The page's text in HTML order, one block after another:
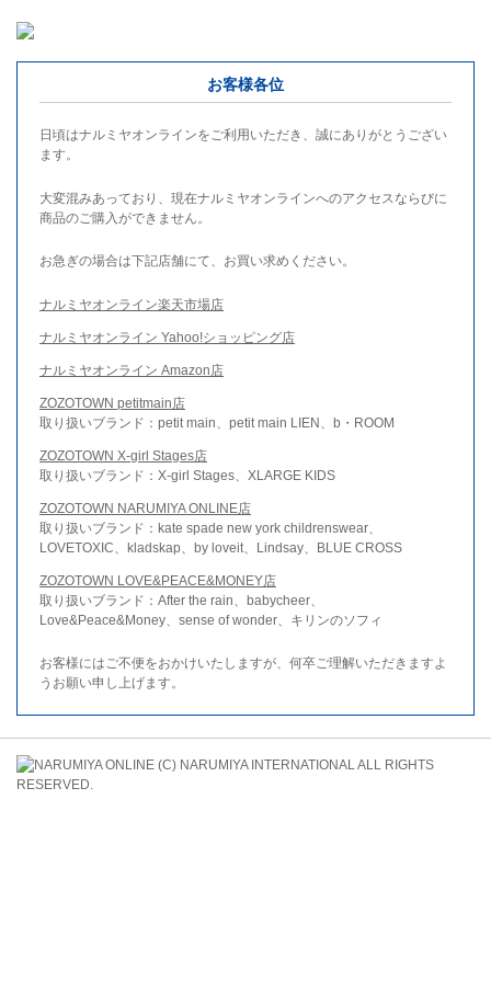
お客様各位
日頃はナルミヤオンラインをご利用いただき、誠にありがとうござい
ます。
大変混みあっており、現在ナルミヤオンラインへのアクセスならびに
商品のご購入ができません。
お急ぎの場合は下記店舗にて、お買い求めください。
ナルミヤオンライン楽天市場店
ナルミヤオンライン Yahoo!ショッピング店
ナルミヤオンライン Amazon店
ZOZOTOWN petitmain店
取り扱いブランド：petit main、petit main LIEN、b・ROOM
ZOZOTOWN X-girl Stages店
取り扱いブランド：X-girl Stages、XLARGE KIDS
ZOZOTOWN NARUMIYA ONLINE店
取り扱いブランド：kate spade new york childrenswear、
LOVETOXIC、kladskap、by loveit、Lindsay、BLUE CROSS
ZOZOTOWN LOVE&PEACE&MONEY店
取り扱いブランド：After the rain、babycheer、
Love&Peace&Money、sense of wonder、キリンのソフィ
お客様にはご不便をおかけいたしますが、何卒ご理解いただきますよ
うお願い申し上げます。